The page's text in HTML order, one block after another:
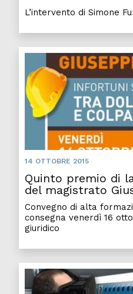
L’intervento di Simone
14 OTTOBRE 2015
Quinto premio di
del magistrato
Convegno di alta
consegna venerdì 16
giuridico